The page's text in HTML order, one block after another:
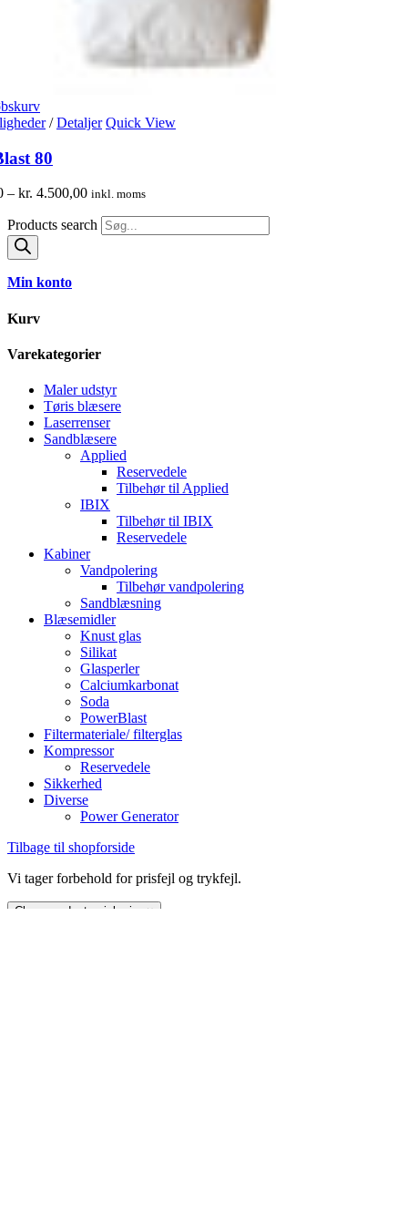
/ Detaljer Quick View
80
– kr. 4.500,00 inkl. moms
Products search
Min konto
Kurv
Varekategorier
Maler udstyr
Tøris blæsere
Laserrenser
Sandblæsere
Applied
Reservedele
Tilbehør til Applied
IBIX
Tilbehør til IBIX
Reservedele
Kabiner
Vandpolering
Tilbehør vandpolering
Sandblæsning
Blæsemidler
Knust glas
Silikat
Glasperler
Calciumkarbonat
Soda
PowerBlast
Filtermateriale/ filterglas
Kompressor
Reservedele
Sikkerhed
Diverse
Power Generator
Tilbage til shopforside
Vi tager forbehold for prisfejl og trykfejl.
Close product quick view ×